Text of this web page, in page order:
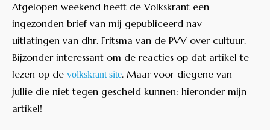
Afgelopen weekend heeft de Volkskrant een
ingezonden brief van mij gepubliceerd nav
uitlatingen van dhr. Fritsma van de PVV over cultuur.
Bijzonder interessant om de reacties op dat artikel te
lezen op de volkskrant site. Maar voor diegene van
jullie die niet tegen gescheld kunnen: hieronder mijn
artikel!